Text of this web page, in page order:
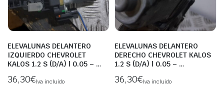
ELEVALUNAS DELANTERO
IZQUIERDO CHEVROLET
KALOS 1.2 S (D/A) | 0.05 – …
36,30€Iva incluido
ELEVALUNAS DELANTERO
DERECHO CHEVROLET KALOS
1.2 S (D/A) | 0.05 – …
36,30€Iva incluido